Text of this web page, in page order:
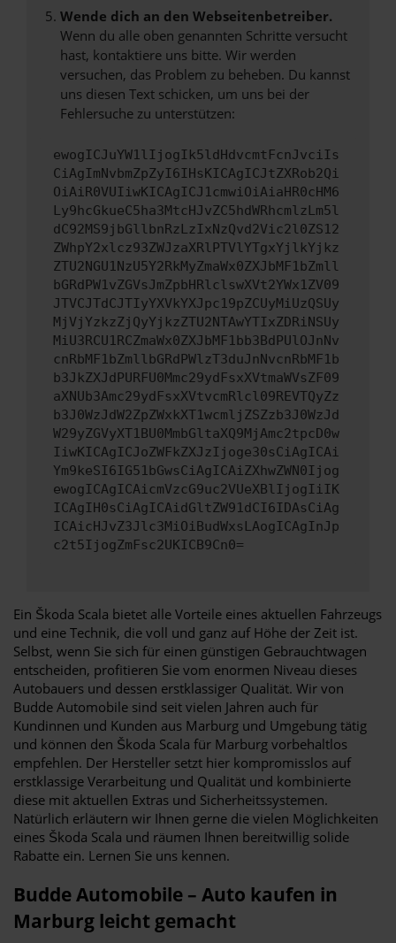
Wende dich an den Webseitenbetreiber.
Wenn du alle oben genannten Schritte versucht
hast, kontaktiere uns bitte. Wir werden
versuchen, das Problem zu beheben. Du kannst
uns diesen Text schicken, um uns bei der
Fehlersuche zu unterstützen:
ewogICJuYW1lIjogIk5ldHdvcmtFcnJvciIs
CiAgImNvbmZpZyI6IHsKICAgICJtZXRob2Qi
OiAiR0VUIiwKICAgICJ1cmwiOiAiaHR0cHM6
Ly9hcGkueC5ha3MtcHJvZC5hdWRhcmlzLm5l
dC92MS9jbGllbnRzLzIxNzQvd2Vic2l0ZS12
ZWhpY2xlcz93ZWJzaXRlPTVlYTgxYjlkYjkz
ZTU2NGU1NzU5Y2RkMyZmaWx0ZXJbMF1bZmll
bGRdPW1vZGVsJmZpbHRlclswXVt2YWx1ZV09
JTVCJTdCJTIyYXVkYXJpc19pZCUyMiUzQSUy
MjVjYzkzZjQyYjkzZTU2NTAwYTIxZDRiNSUy
MiU3RCU1RCZmaWx0ZXJbMF1bb3BdPUlOJnNv
cnRbMF1bZmllbGRdPWlzT3duJnNvcnRbMF1b
b3JkZXJdPURFU0Mmc29ydFsxXVtmaWVsZF09
aXNUb3Amc29ydFsxXVtvcmRlcl09REVTQyZz
b3J0WzJdW2ZpZWxkXT1wcmljZSZzb3J0WzJd
W29yZGVyXT1BU0MmbGltaXQ9MjAmc2tpcD0w
IiwKICAgICJoZWFkZXJzIjoge30sCiAgICAi
Ym9keSI6IG51bGwsCiAgICAiZXhwZWN0Ijog
ewogICAgICAicmVzcG9uc2VUeXBlIjogIiIK
ICAgIH0sCiAgICAidGltZW91dCI6IDAsCiAg
ICAicHJvZ3Jlc3MiOiBudWxsLAogICAgInJp
c2t5IjogZmFsc2UKICB9Cn0=
Ein Škoda Scala bietet alle Vorteile eines aktuellen Fahrzeugs
und eine Technik, die voll und ganz auf Höhe der Zeit ist.
Selbst, wenn Sie sich für einen günstigen Gebrauchtwagen
entscheiden, profitieren Sie vom enormen Niveau dieses
Autobauers und dessen erstklassiger Qualität. Wir von
Budde Automobile sind seit vielen Jahren auch für
Kundinnen und Kunden aus Marburg und Umgebung tätig
und können den Škoda Scala für Marburg vorbehaltlos
empfehlen. Der Hersteller setzt hier kompromisslos auf
erstklassige Verarbeitung und Qualität und kombinierte
diese mit aktuellen Extras und Sicherheitssystemen.
Natürlich erläutern wir Ihnen gerne die vielen Möglichkeiten
eines Škoda Scala und räumen Ihnen bereitwillig solide
Rabatte ein. Lernen Sie uns kennen.
Budde Automobile – Auto kaufen in
Marburg leicht gemacht